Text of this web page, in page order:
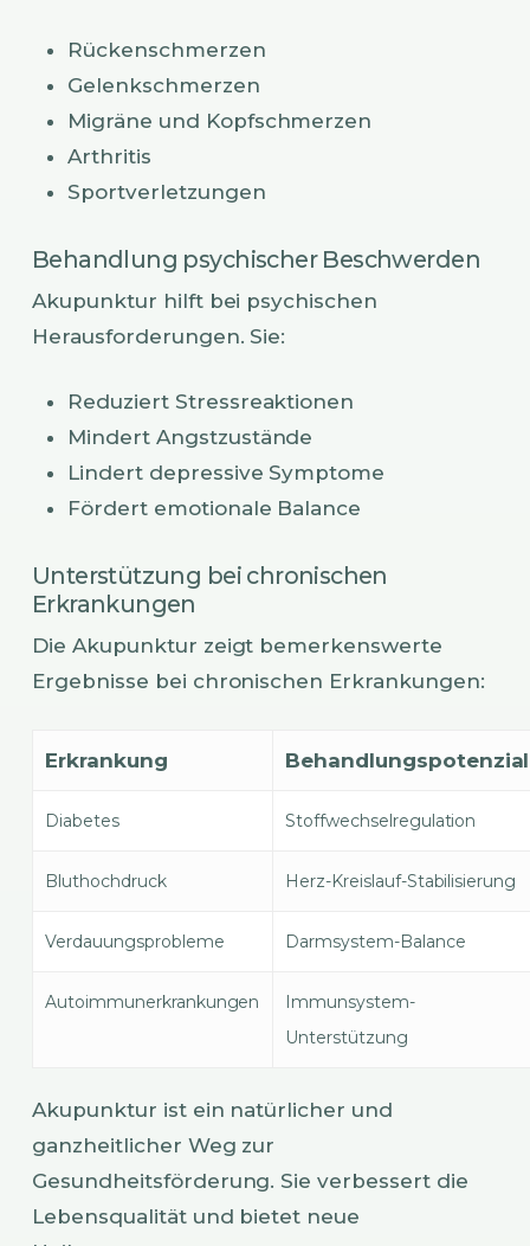
Rückenschmerzen
Gelenkschmerzen
Migräne und Kopfschmerzen
Arthritis
Sportverletzungen
Behandlung psychischer Beschwerden
Akupunktur hilft bei psychischen
Herausforderungen. Sie:
Reduziert Stressreaktionen
Mindert Angstzustände
Lindert depressive Symptome
Fördert emotionale Balance
Unterstützung bei chronischen
Erkrankungen
Die Akupunktur zeigt bemerkenswerte
Ergebnisse bei chronischen Erkrankungen:
Erkrankung Behandlungspotenzial
Diabetes Stoffwechselregulation
Bluthochdruck Herz-Kreislauf-Stabilisierung
Verdauungsprobleme Darmsystem-Balance
Autoimmunerkrankungen
Immunsystem-
Unterstützung
Akupunktur ist ein natürlicher und
ganzheitlicher Weg zur
Gesundheitsförderung. Sie verbessert die
Lebensqualität und bietet neue